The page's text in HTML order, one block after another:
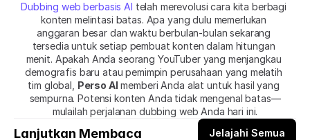
Dubbing web berbasis AI telah merevolusi cara kita berbagi
konten melintasi batas. Apa yang dulu memerlukan
anggaran besar dan waktu berbulan-bulan sekarang
tersedia untuk setiap pembuat konten dalam hitungan
menit. Apakah Anda seorang YouTuber yang menjangkau
demografis baru atau pemimpin perusahaan yang melatih
tim global, Perso AI memberi Anda alat untuk hasil yang
sempurna. Potensi konten Anda tidak mengenal batas—
mulailah perjalanan dubbing web Anda hari ini.
Lanjutkan Membaca Jelajahi Semua